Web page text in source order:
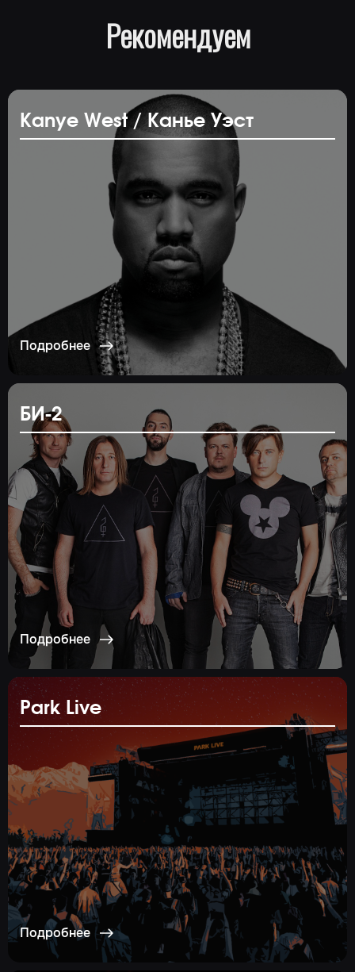
Рекомендуем
Kanye West / Канье Уэст
Подробнее
БИ-2
Подробнее
Park Live
Подробнее